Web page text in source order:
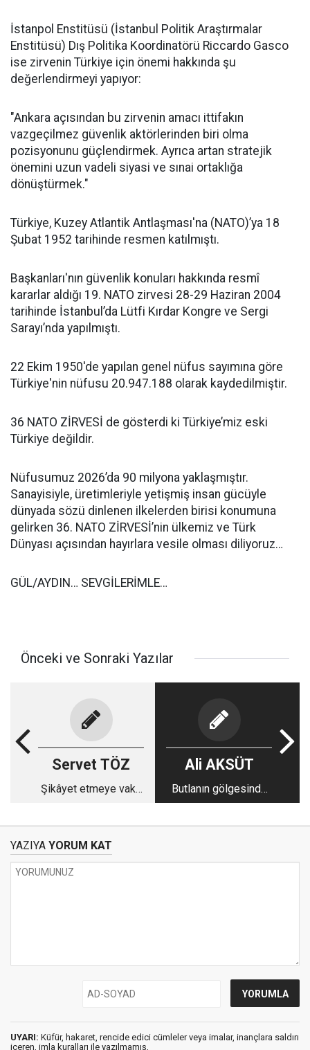
İstanpol Enstitüsü (İstanbul Politik Araştırmalar
Enstitüsü) Dış Politika Koordinatörü Riccardo Gasco
ise zirvenin Türkiye için önemi hakkında şu
değerlendirmeyi yapıyor:
"Ankara açısından bu zirvenin amacı ittifakın
vazgeçilmez güvenlik aktörlerinden biri olma
pozisyonunu güçlendirmek. Ayrıca artan stratejik
önemini uzun vadeli siyasi ve sınai ortaklığa
dönüştürmek."
Türkiye, Kuzey Atlantik Antlaşması'na (NATO)’ya 18
Şubat 1952 tarihinde resmen katılmıştı.
Başkanları'nın güvenlik konuları hakkında resmî
kararlar aldığı 19. NATO zirvesi 28-29 Haziran 2004
tarihinde İstanbul’da Lütfi Kırdar Kongre ve Sergi
Sarayı’nda yapılmıştı.
22 Ekim 1950'de yapılan genel nüfus sayımına göre
Türkiye'nin nüfusu 20.947.188 olarak kaydedilmiştir.
36 NATO ZİRVESİ de gösterdi ki Türkiye’miz eski
Türkiye değildir.
Nüfusumuz 2026’da 90 milyona yaklaşmıştır.
Sanayisiyle, üretimleriyle yetişmiş insan gücüyle
dünyada sözü dinlenen ilkelerden birisi konumuna
gelirken 36. NATO ZİRVESİ’nin ülkemiz ve Türk
Dünyası açısından hayırlara vesile olması diliyoruz…
GÜL/AYDIN… SEVGİLERİMLE…
Önceki ve Sonraki Yazılar
Servet TÖZ
Şikâyet etmeye vakit
Ali AKSÜT
Butlanın gölgesinde
isyan!
YAZIYA YORUM KAT
UYARI: Küfür, hakaret, rencide edici cümleler veya imalar, inançlara saldırı
içeren, imla kuralları ile yazılmamış,